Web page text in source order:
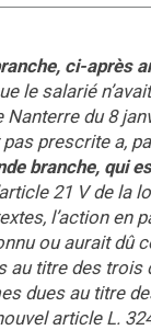
ci-après
le salarié
du 8
pas prescrite a,
branche, qui
21 V de la
l’action
ou aurait dû
titre des
dues au titre
article L.